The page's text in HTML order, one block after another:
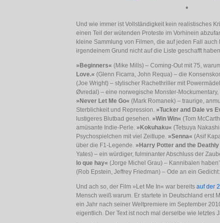
*
Und wie immer ist Vollständigkeit kein realistisches
einen Teil der wütenden Proteste im Vorhinein
kleine Sammlung von Filmen, die auf jeden Fall
irgendeinem Grund nicht auf die Liste geschafft
»Beginners« (Mike Mills) – Coming-Out mit 75,
Love.« (Glenn Ficarra, John Requa) – die
(Joe Wright) – stylischer Rachethriller mit
Øvredal) – eine norwegische Monster-
»Never Let Me Go« (Mark Romanek) – traurige,
Sterblichkeit und Repression. »Tucker and Dale vs
lustigeres Blutbad gesehen. »Win Win« (Tom
amüsante Indie-Perle. »Kokuhaku« (Tetsuya
Psychospielchen mit viel Zeitlupe. »Senna« (Asif
über die F1-Legende. »Harry Potter and the
Yates) – ein würdiger, fulminanter Abschluss der
lo que hay« (Jorge Michel Grau) – Kannibalen
(Rob Epstein, Jeffrey Friedman) – Ode an ein
Und ach so, der Film »Let Me In« war bereits auf der
Mensch weiß warum. Er startete in Deutschland erst
ein Jahr nach seiner Weltpremiere im September
eigentlich. Der Text ist noch mal derselbe wie letztes